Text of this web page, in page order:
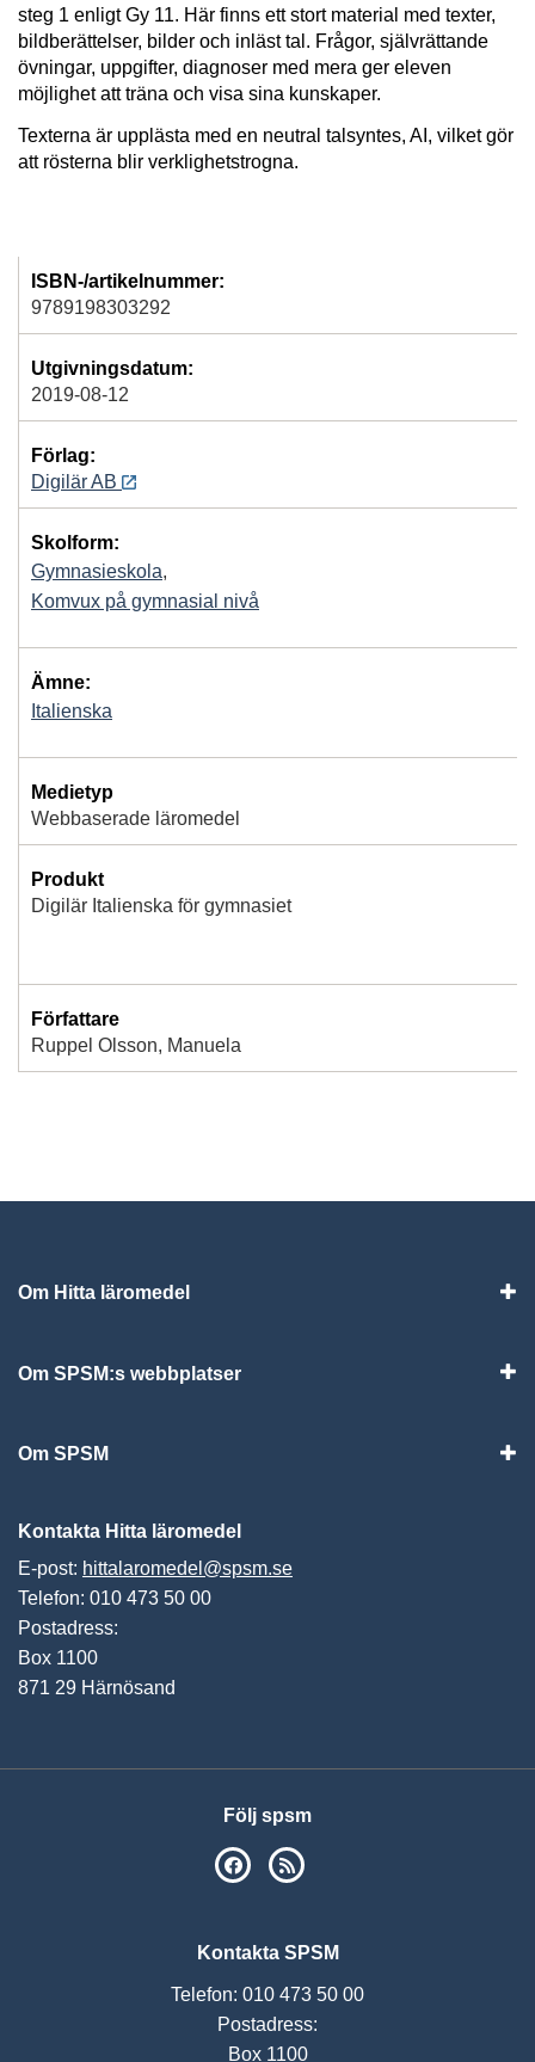
steg 1 enligt Gy 11. Här finns ett stort material med texter,
bildberättelser, bilder och inläst tal. Frågor, självrättande
övningar, uppgifter, diagnoser med mera ger eleven
möjlighet att träna och visa sina kunskaper.
Texterna är upplästa med en neutral talsyntes, AI, vilket gör
att rösterna blir verklighetstrogna.
ISBN-/artikelnummer:
9789198303292
Utgivningsdatum:
2019-08-12
Förlag:
Digilär AB
Skolform:
Gymnasieskola,
Komvux på gymnasial nivå
Ämne:
Italienska
Medietyp
Webbaserade läromedel
Produkt
Digilär Italienska för gymnasiet
Författare
Ruppel Olsson, Manuela
Om Hitta läromedel
Om SPSM:s webbplatser
Om SPSM
Kontakta Hitta läromedel
E-post: hittalaromedel@spsm.se
Telefon: 010 473 50 00
Postadress:
Box 1100
871 29 Härnösand
Följ spsm
SPSM på Facebook
Kontakta SPSM
Telefon: 010 473 50 00
Postadress:
Box 1100